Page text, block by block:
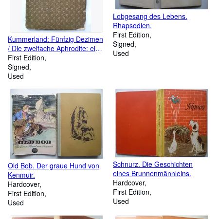
Kummerland: Fünfzig Dezimen
/ Die zweifache Aphrodite: eine
Novelle / Elf Gedichte als
Anhang.
First Edition
Signed
Used
Lobgesang des Lebens.
Rhapsodien.
First Edition
Signed
Used
Old Bob. Der graue Hund von
Kenmuir.
Hardcover
First Edition
Used
Schnurz. Die Geschichten
eines Brunnenmännleins.
Hardcover
First Edition
Used